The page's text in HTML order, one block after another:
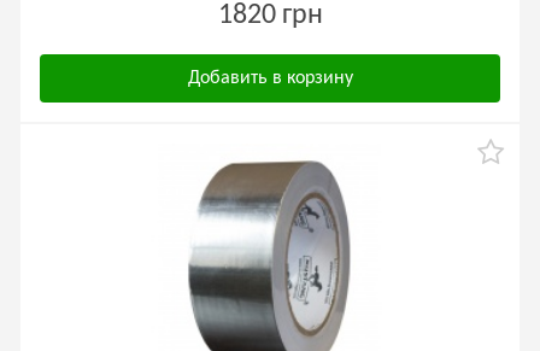
1820 грн
Добавить в корзину